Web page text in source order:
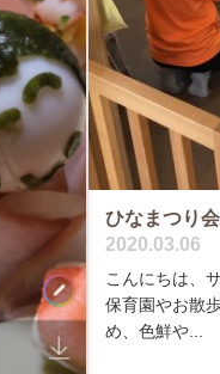
ひなまつり
2020.03.06
こんにちは、
保育園やお散
め、色鮮や...